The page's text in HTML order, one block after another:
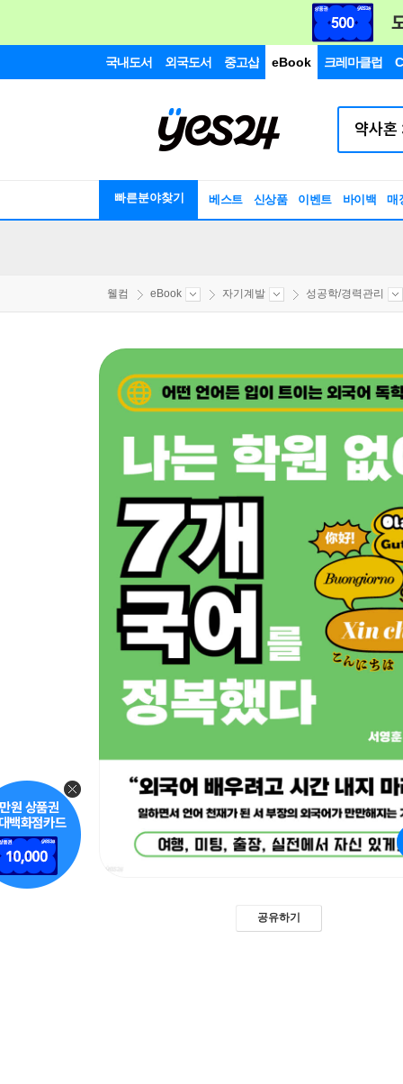
국내도서 외국도서 중고샵 eBook 크레마클럽
빠른분야찾기 베스트 신상품 이벤트 바이백 매
웰컴 eBook 자기계발 성공학/경력관리
공유하기